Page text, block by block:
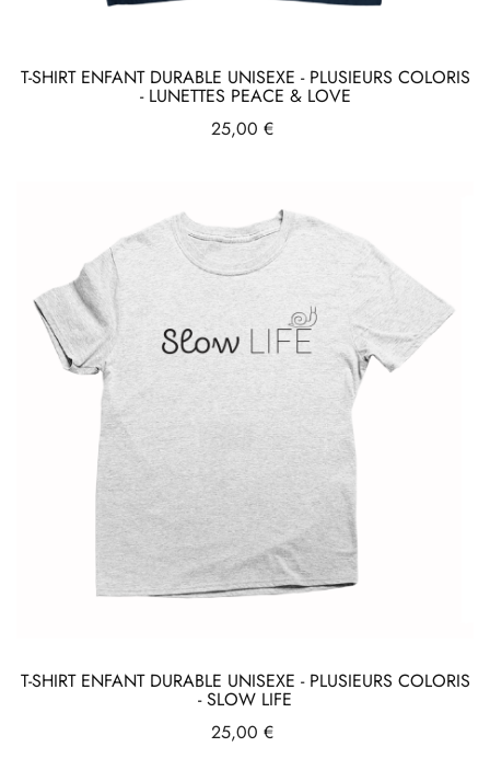
T-SHIRT ENFANT DURABLE UNISEXE - PLUSIEURS COLORIS
- LUNETTES PEACE & LOVE
Prix
25,00 €
T-SHIRT ENFANT DURABLE UNISEXE - PLUSIEURS COLORIS
- SLOW LIFE
Prix
25,00 €